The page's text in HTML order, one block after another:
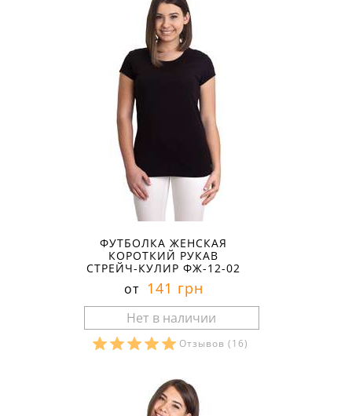
ФУТБОЛКА ЖЕНСКАЯ
КОРОТКИЙ РУКАВ
СТРЕЙЧ-КУЛИР ФЖ-12-02
от 141 грн
Отзывов (16)